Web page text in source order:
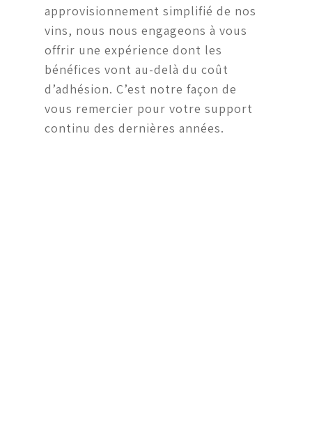
approvisionnement simplifié de nos
vins, nous nous engageons à vous
offrir une expérience dont les
bénéfices vont au-delà du coût
d’adhésion. C’est notre façon de
vous remercier pour votre support
continu des dernières années.